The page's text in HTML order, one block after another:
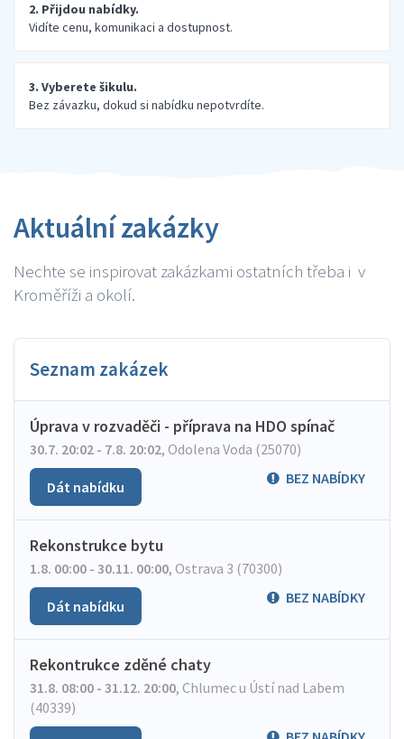
2. Přijdou nabídky.
Vidíte cenu, komunikaci a dostupnost.
3. Vyberete šikulu.
Bez závazku, dokud si nabídku nepotvrdíte.
Aktuální zakázky
Nechte se inspirovat zakázkami ostatních třeba i v
Kroměříži a okolí.
Seznam zakázek
Úprava v rozvaděči - příprava na HDO spínač
30.7. 20:02 - 7.8. 20:02, Odolena Voda (25070)
BEZ NABÍDKY
Dát nabídku
Rekonstrukce bytu
1.8. 00:00 - 30.11. 00:00, Ostrava 3 (70300)
BEZ NABÍDKY
Dát nabídku
Rekontrukce zděné chaty
31.8. 08:00 - 31.12. 20:00, Chlumec u Ústí nad Labem
(40339)